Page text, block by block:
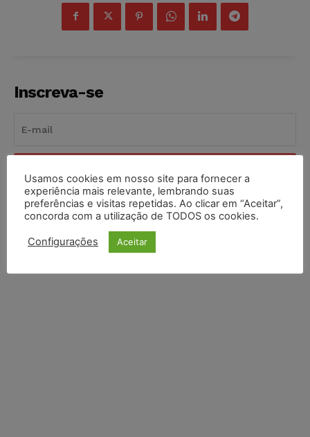
Inscreva-se
Li e aceito a Política de Privacidade.
Usamos cookies em nosso site para fornecer a
experiência mais relevante, lembrando suas
preferências e visitas repetidas. Ao clicar em “Aceitar”,
concorda com a utilização de TODOS os cookies.
Configurações Aceitar